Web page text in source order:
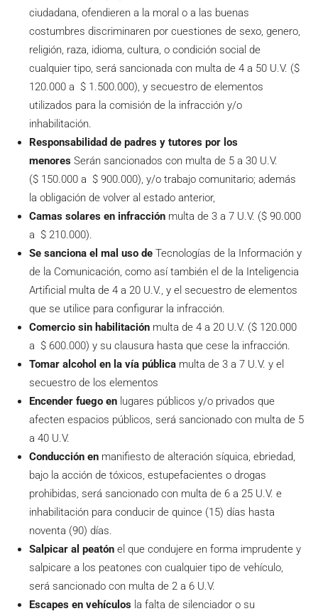
ciudadana, ofendieren a la moral o a las buenas
costumbres discriminaren por cuestiones de sexo, genero,
religión, raza, idioma, cultura, o condición social de
cualquier tipo, será sancionada con multa de 4 a 50 U.V. ($
120.000 a $ 1.500.000), y secuestro de elementos
utilizados para la comisión de la infracción y/o
inhabilitación.
Responsabilidad de padres y tutores por los
menores Serán sancionados con multa de 5 a 30 U.V.
($ 150.000 a $ 900.000), y/o trabajo comunitario; además
la obligación de volver al estado anterior,
Camas solares en infracción multa de 3 a 7 U.V. ($ 90.000
a $ 210.000).
Se sanciona el mal uso de Tecnologías de la Información y
de la Comunicación, como así también el de la Inteligencia
Artificial multa de 4 a 20 U.V., y el secuestro de elementos
que se utilice para configurar la infracción.
Comercio sin habilitación multa de 4 a 20 U.V. ($ 120.000
a $ 600.000) y su clausura hasta que cese la infracción.
Tomar alcohol en la vía pública multa de 3 a 7 U.V. y el
secuestro de los elementos
Encender fuego en lugares públicos y/o privados que
afecten espacios públicos, será sancionado con multa de 5
a 40 U.V.
Conducción en manifiesto de alteración síquica, ebriedad,
bajo la acción de tóxicos, estupefacientes o drogas
prohibidas, será sancionado con multa de 6 a 25 U.V. e
inhabilitación para conducir de quince (15) días hasta
noventa (90) días.
Salpicar al peatón el que condujere en forma imprudente y
salpicare a los peatones con cualquier tipo de vehículo,
será sancionado con multa de 2 a 6 U.V.
Escapes en vehículos la falta de silenciador o su